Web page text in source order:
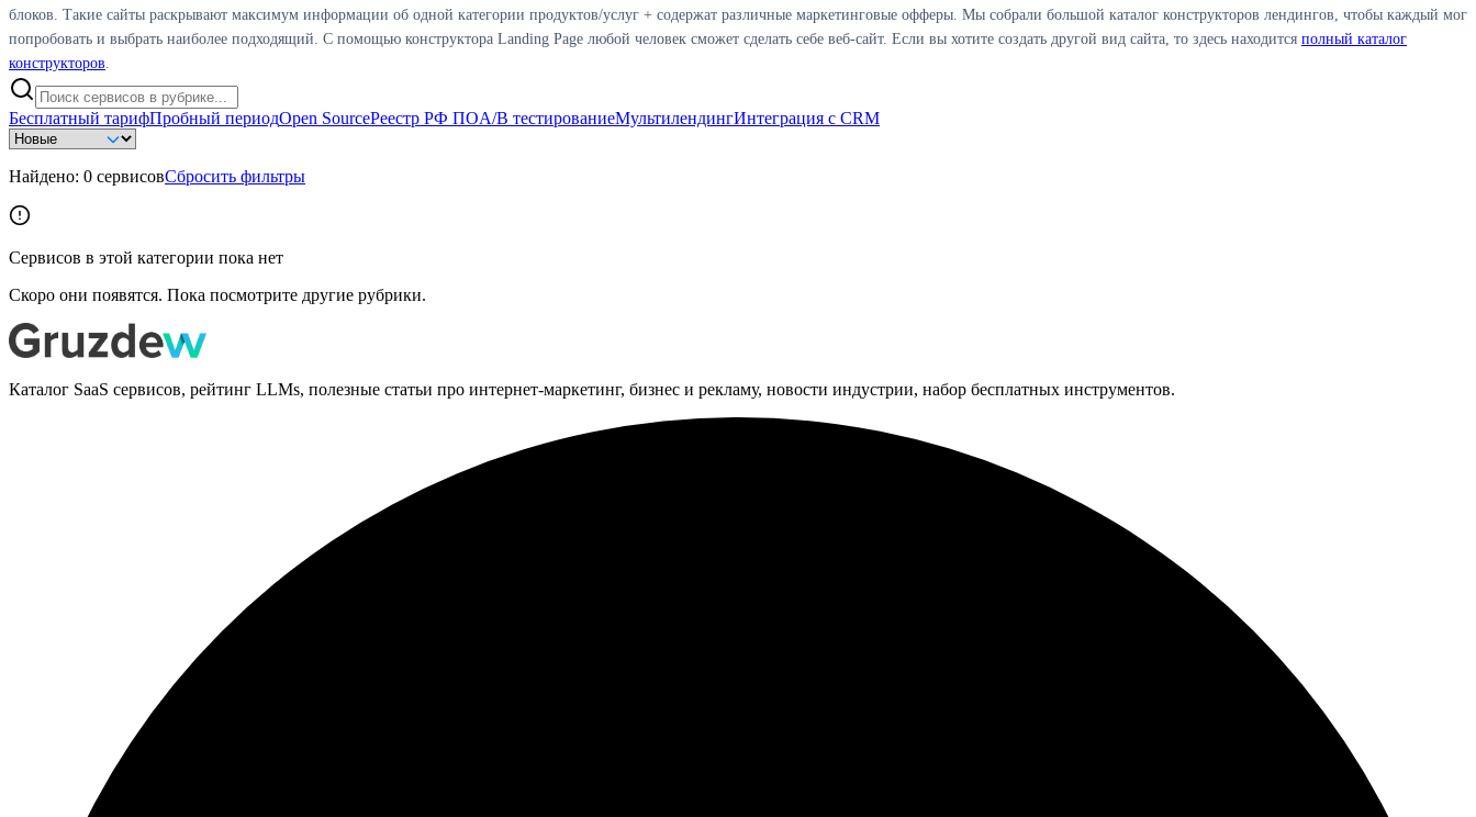
блоков. Такие сайты раскрывают максимум информации об одной категории продуктов/услуг + содержат различные маркетинговые офферы. Мы собрали большой каталог конструкторов лендингов, чтобы каждый мог
попробовать и выбрать наиболее подходящий. С помощью конструктора Landing Page любой человек сможет сделать себе веб-сайт. Если вы хотите создать другой вид сайта, то здесь находится полный каталог
конструкторов.
Бесплатный тарифПробный периодOpen SourceРеестр РФ ПОA/B тестированиеМультилендингИнтеграция с CRM
Найдено: 0 сервисовСбросить фильтры
Сервисов в этой категории пока нет
Скоро они появятся. Пока посмотрите другие рубрики.
Каталог SaaS сервисов, рейтинг LLMs, полезные статьи про интернет-маркетинг, бизнес и рекламу, новости индустрии, набор бесплатных инструментов.